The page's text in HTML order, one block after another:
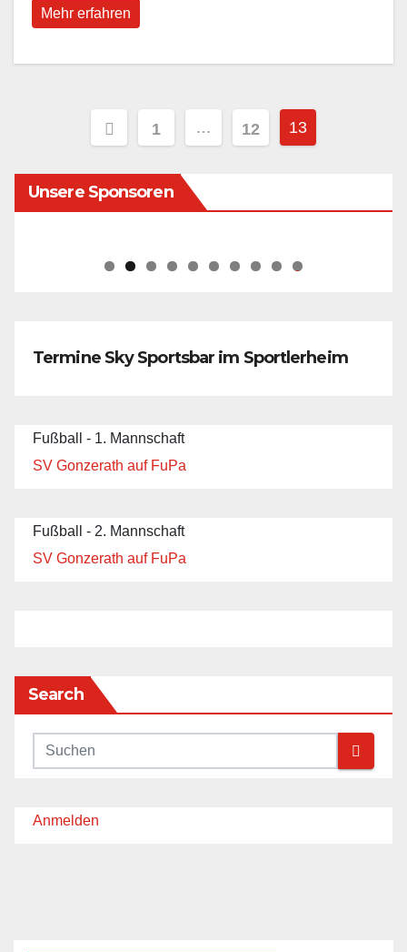
Mehr erfahren
Seitennummerierung
der
Beiträge
1 … 12 13
Unsere Sponsoren
0
Termine Sky Sportsbar im Sportlerheim
Fußball - 1. Mannschaft
SV Gonzerath auf FuPa
Fußball - 2. Mannschaft
SV Gonzerath auf FuPa
Search
Anmelden